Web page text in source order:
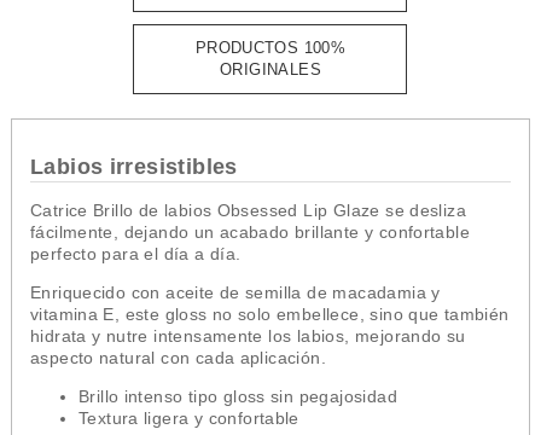
PRODUCTOS 100%
ORIGINALES
Labios irresistibles
Catrice Brillo de labios Obsessed Lip Glaze se desliza
fácilmente, dejando un acabado brillante y confortable
perfecto para el día a día.
Enriquecido con aceite de semilla de macadamia y
vitamina E, este gloss no solo embellece, sino que también
hidrata y nutre intensamente los labios, mejorando su
aspecto natural con cada aplicación.
Brillo intenso tipo gloss sin pegajosidad
Textura ligera y confortable